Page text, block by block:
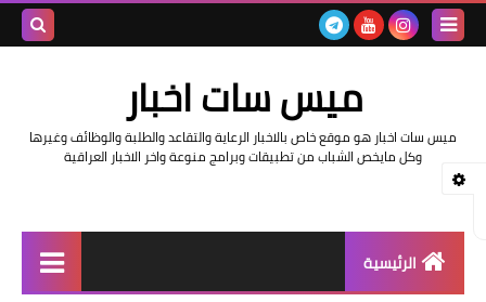
ميس سات اخبار
ميس سات اخبار هو موقع خاص بالاخبار الرعاية والتقاعد والطلبة والوظائف وغيرها
وكل مايخص الشباب من تطبيقات وبرامج منوعة واخر الاخبار العراقية
الرئيسية